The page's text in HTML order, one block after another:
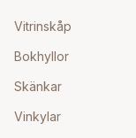
Vitrinskåp
Bokhyllor
Skänkar
Vinkylar